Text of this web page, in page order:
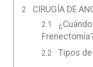
CIRUGÍA DE
Tipos